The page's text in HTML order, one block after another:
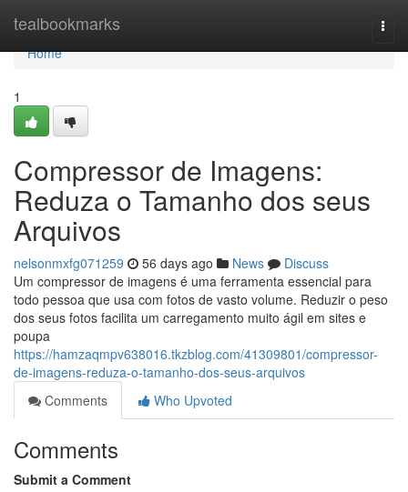
tealbookmarks
Home
Home
1
Compressor de Imagens:
Reduza o Tamanho dos seus
Arquivos
nelsonmxfg071259 56 days ago News
Discuss
Um compressor de imagens é uma ferramenta essencial para
todo pessoa que usa com fotos de vasto volume. Reduzir o peso
dos seus fotos facilita um carregamento muito ágil em sites e
poupa
https://hamzaqmpv638016.tkzblog.com/41309801/compressor-
de-imagens-reduza-o-tamanho-dos-seus-arquivos
Comments
Who Upvoted
Comments
Submit a Comment